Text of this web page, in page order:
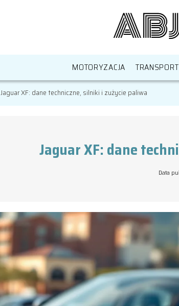
MOTORYZACJA TRANSPORT
Jaguar XF: dane techniczne, silniki i zużycie paliwa
Jaguar XF: dane
Data